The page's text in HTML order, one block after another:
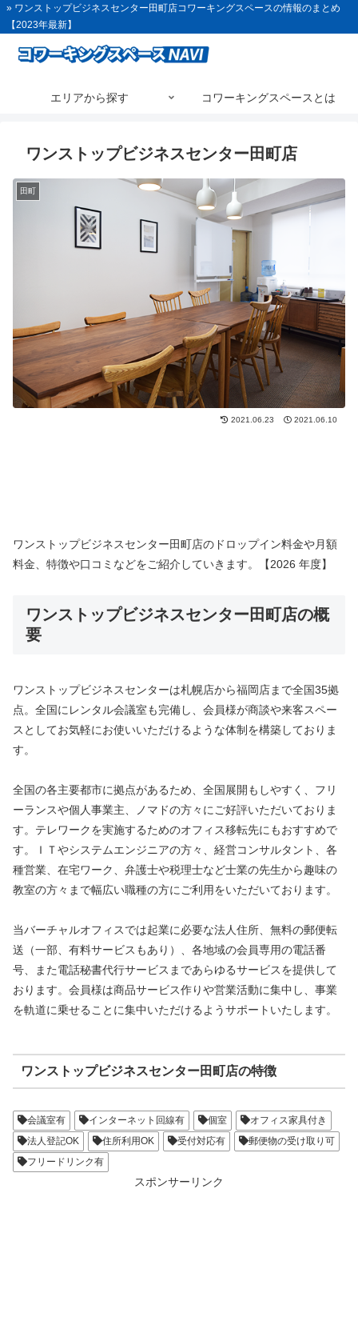
» ワンストップビジネスセンター田町店コワーキングスペースの情報のまとめ
【2023年最新】
エリアから探す コワーキングスペースとは
ワンストップビジネスセンター田町店
田町
2021.06.23 2021.06.10
ワンストップビジネスセンター田町店のドロップイン料金や月額
料金、特徴や口コミなどをご紹介していきます。【2026 年度】
ワンストップビジネスセンター田町店の概
要
ワンストップビジネスセンターは札幌店から福岡店まで全国35拠
点。全国にレンタル会議室も完備し、会員様が商談や来客スペー
スとしてお気軽にお使いいただけるような体制を構築しておりま
す。
全国の各主要都市に拠点があるため、全国展開もしやすく、フリ
ーランスや個人事業主、ノマドの方々にご好評いただいておりま
す。テレワークを実施するためのオフィス移転先にもおすすめで
す。ＩＴやシステムエンジニアの方々、経営コンサルタント、各
種営業、在宅ワーク、弁護士や税理士など士業の先生から趣味の
教室の方々まで幅広い職種の方にご利用をいただいております。
当バーチャルオフィスでは起業に必要な法人住所、無料の郵便転
送（一部、有料サービスもあり）、各地域の会員専用の電話番
号、また電話秘書代行サービスまであらゆるサービスを提供して
おります。会員様は商品サービス作りや営業活動に集中し、事業
を軌道に乗せることに集中いただけるようサポートいたします。
ワンストップビジネスセンター田町店の特徴
会議室有 インターネット回線有 個室
オフィス家具付き
法人登記OK
住所利用OK 受付対応有
郵便物の受け取り可
フリードリンク有
スポンサーリンク